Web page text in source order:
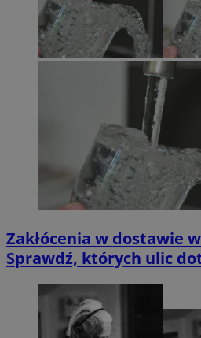
Zakłócenia w dostawie
Sprawdź, których ulic